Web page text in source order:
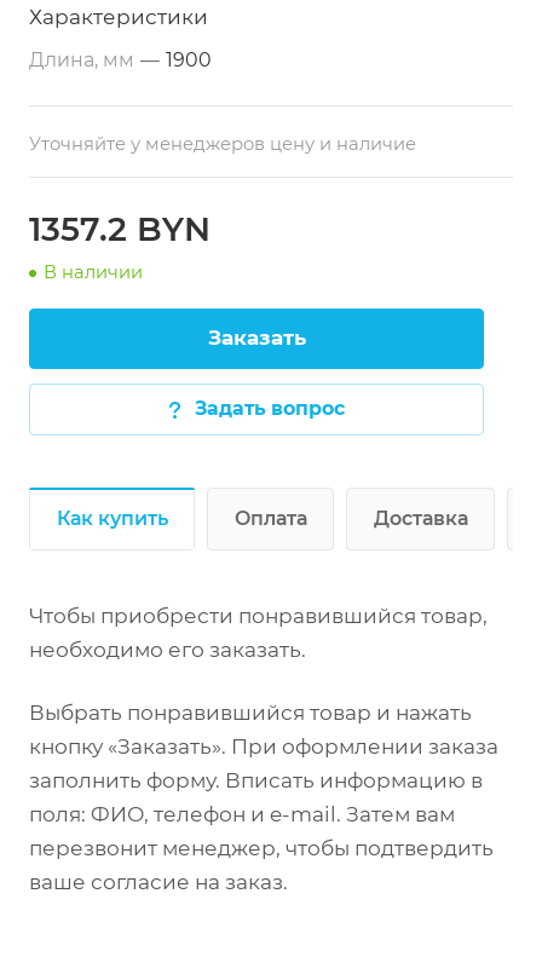
(нержавеющая сталь AISI 304)
Размеры:
1900х700х850 мм
Толщина стали столешницы:1 мм
Размеры ванны (для столов шириной 700
мм):500х500х300 мм
Каркас: Профильная квадратная труба
40х40 мм, регулируемые по высоте опоры
Характеристики
Длина, мм — 1900
Уточняйте у менеджеров цену и наличие
1357.2 BYN
В наличии
Заказать
Задать вопрос
Как купить Оплата Доставка
Чтобы приобрести понравившийся товар,
необходимо его заказать.
Выбрать понравившийся товар и нажать
кнопку «Заказать». При оформлении заказа
заполнить форму. Вписать информацию в
поля: ФИО, телефон и e-mail. Затем вам
перезвонит менеджер, чтобы подтвердить
ваше согласие на заказ.